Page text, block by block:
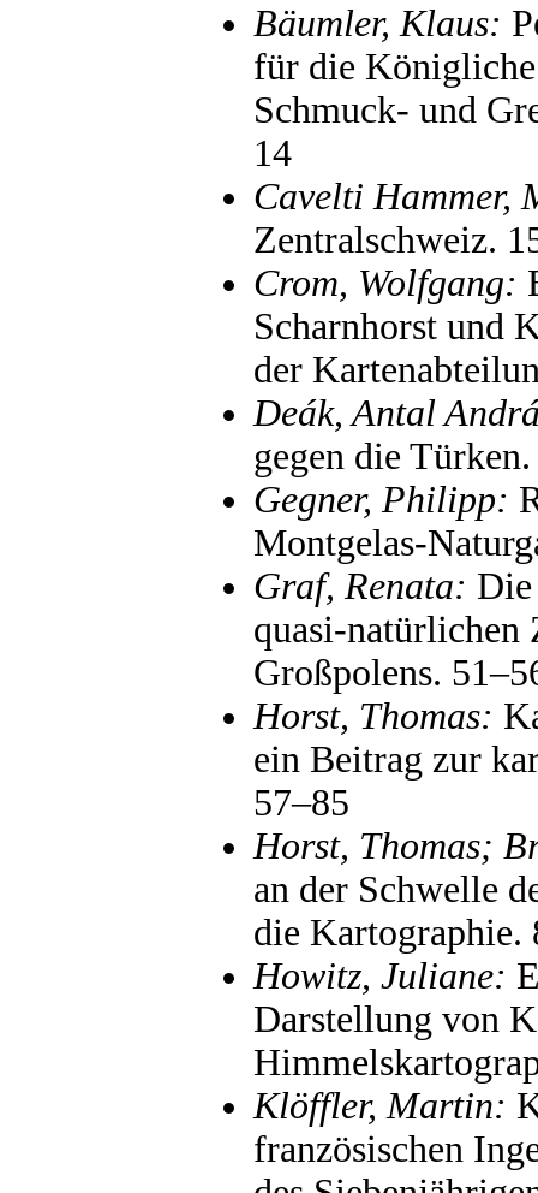
Bäumler, Klaus:
für die Königliche
Schmuck- und
14
Cavelti Hammer,
Zentralschweiz.
Crom, Wolfgang:
Scharnhorst und
der
Deák, Antal
gegen die
Gegner, Philipp:
Montgelas-
Graf, Renata:
quasi-natürlichen
Großpolens.
Horst, Thomas:
ein Beitrag zur
57–85
Horst, Thomas;
an der Schwelle
die Kartographie.
Howitz, Juliane:
Darstellung von
Klöffler, Martin:
französischen